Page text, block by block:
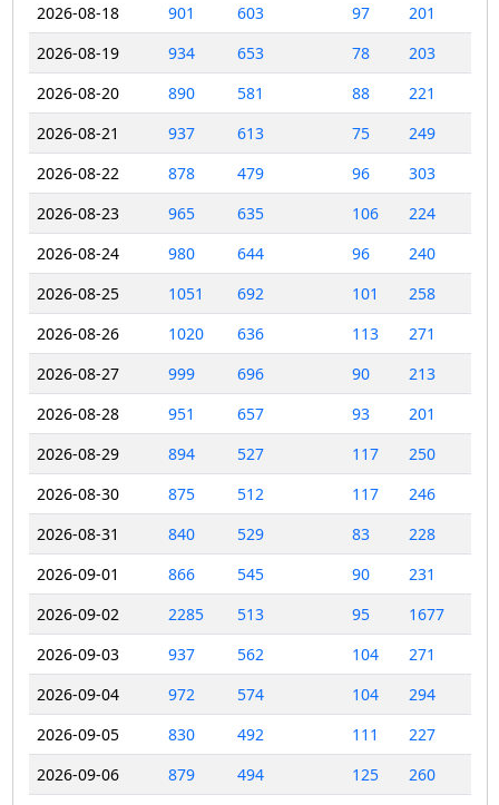
2026-08-18
901 603 97
201
2026-08-19
934 653 78
203
2026-08-20
890 581 88
221
2026-08-21
937 613 75
249
2026-08-22
878 479 96
303
2026-08-23
965 635 106
224
2026-08-24
980 644 96
240
2026-08-25
1051 692 101
258
2026-08-26
1020 636 113
271
2026-08-27
999 696 90
213
2026-08-28
951 657 93
201
2026-08-29
894 527 117
250
2026-08-30
875 512 117
246
2026-08-31
840 529 83
228
2026-09-01
866 545 90
231
2026-09-02
2285 513 95
1677
2026-09-03
937 562 104
271
2026-09-04
972 574 104
294
2026-09-05
830 492 111
227
2026-09-06
879 494 125 260